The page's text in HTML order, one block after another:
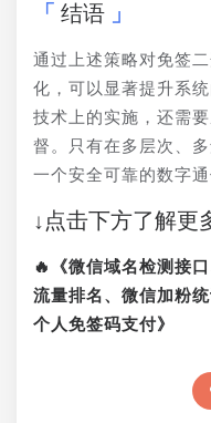
结语
通过上述策略对免签
化，可以显著提升系
技术上的实施，还需
督。只有在多层次、
一个安全可靠的数字通
↓点击下方了解更
🔥《微信域名检测接
流量排名、微信加粉
个人免签码支付》